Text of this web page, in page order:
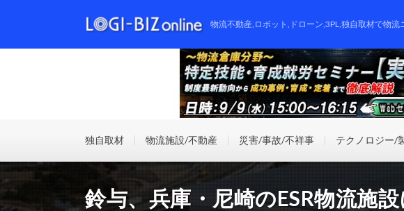
物流不動産,ロボット,ドローン,3PL,独自取材で物流
独自取材 物流施設/不動産 災害/事故/不祥事 テクノロジー/
鈴与、兵庫・尼崎のESR物流施